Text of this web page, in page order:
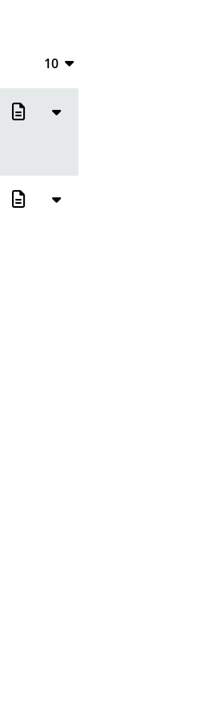
10
10
20